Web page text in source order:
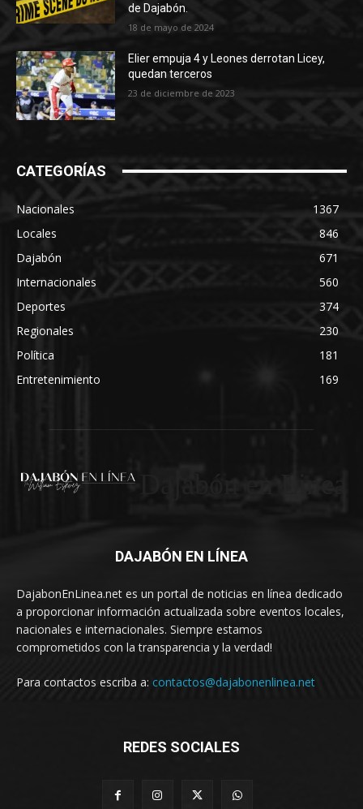
de Dajabón.
18 de mayo de 2024
Elier empuja 4 y Leones derrotan Licey,
quedan terceros
23 de diciembre de 2023
CATEGORÍAS
Nacionales
1367
Locales
846
Dajabón
671
Internacionales
560
Deportes
374
Regionales
230
Política
181
Entretenimiento
169
DAJABÓN EN LÍNEA
DajabonEnLinea.net es un portal de noticias en línea dedicado
a proporcionar información actualizada sobre eventos locales,
nacionales e internacionales. Siempre estamos
comprometidos con la transparencia y la verdad!
Para contactos escriba a: contactos@dajabonenlinea.net
REDES SOCIALES